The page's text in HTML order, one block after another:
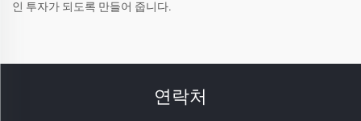
인 투자가 되도록 만들어 줍니다.
연락처